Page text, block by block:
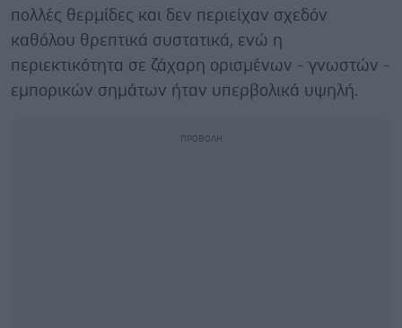
πολλές θερμίδες και δεν περιείχαν σχεδόν
καθόλου θρεπτικά συστατικά, ενώ η
περιεκτικότητα σε ζάχαρη ορισμένων - γνωστών -
εμπορικών σημάτων ήταν υπερβολικά υψηλή.